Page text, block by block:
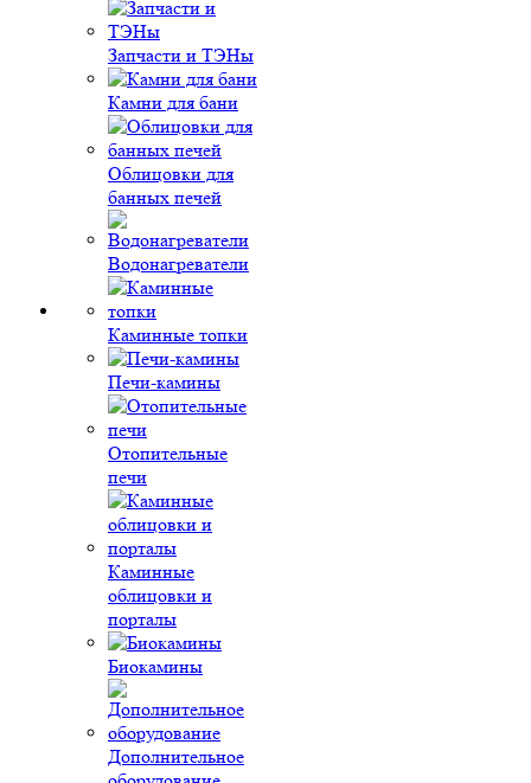
Запчасти и ТЭНы
Камни для бани
Облицовки для
банных печей
Водонагреватели
Каминные топки
Печи-камины
Отопительные
печи
Каминные
облицовки и
порталы
Биокамины
Дополнительное